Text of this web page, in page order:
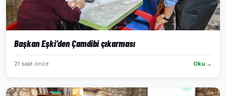
Başkan Eşki’den Çamdibi çıkarması
21 saat önce Oku →